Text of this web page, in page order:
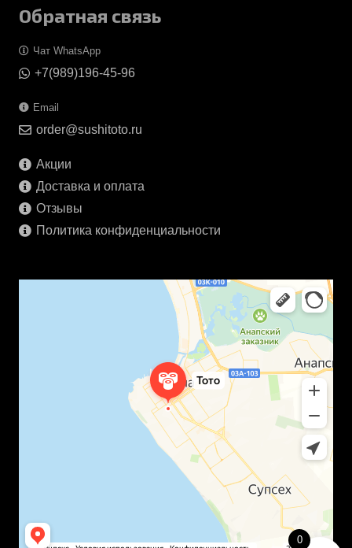
0
Обратная связь
Чат WhatsApp
+7(989)196-45-96
Email
order@sushitoto.ru
Акции
Доставка и оплата
Отзывы
Политика конфиденциальности